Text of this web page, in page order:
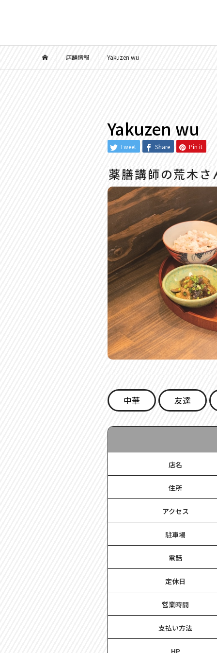
店舗情報 Yakuzen wu
Yakuzen wu
Tweet Share Pin it
薬膳講師の荒木
中華 友達
店名
住所
アクセス
駐車場
電話
定休日
営業時間
支払い方法